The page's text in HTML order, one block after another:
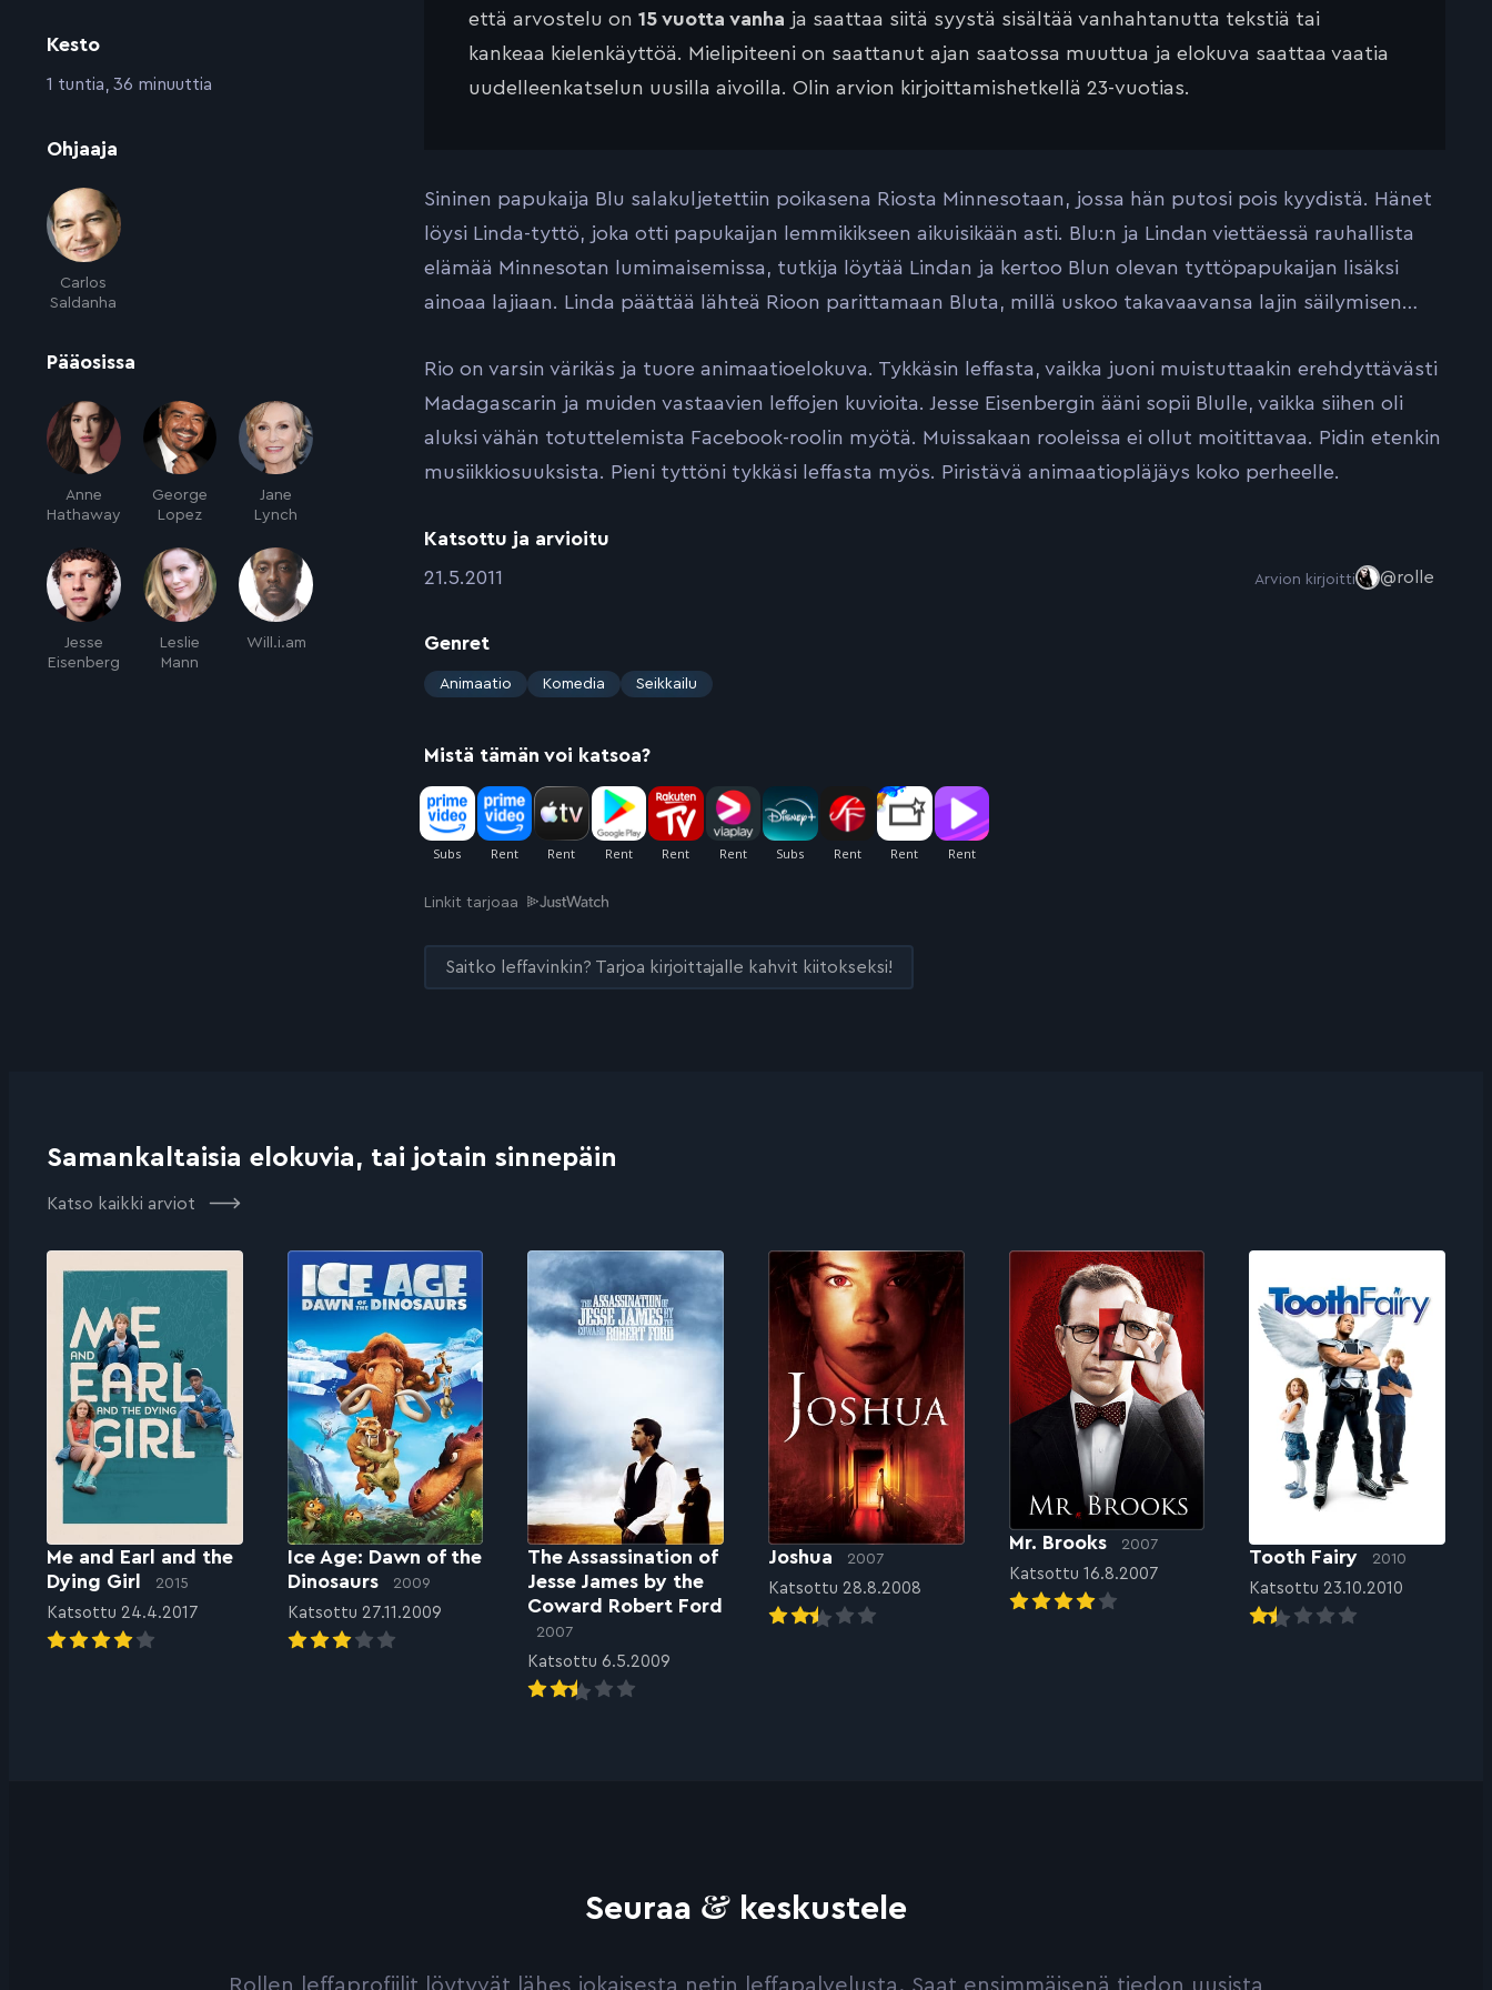
Kesto
:1 tuntia, 36 minuuttia
Ohjaaja
Carlos
Saldanha
Pääosissa
Anne
Hathaway
George
Lopez
Jane
Lynch
Jesse
Eisenberg
Leslie
Mann
Will.i.am
että arvostelu on 15 vuotta vanha ja saattaa siitä syystä sisältää vanhahtanutta tekstiä tai
kankeaa kielenkäyttöä. Mielipiteeni on saattanut ajan saatossa muuttua ja elokuva saattaa vaatia
uudelleenkatselun uusilla aivoilla. Olin arvion kirjoittamishetkellä 23-vuotias.
Sininen papukaija Blu salakuljetettiin poikasena Riosta Minnesotaan, jossa hän putosi pois kyydistä. Hänet
löysi Linda-tyttö, joka otti papukaijan lemmikikseen aikuisikään asti. Blu:n ja Lindan viettäessä rauhallista
elämää Minnesotan lumimaisemissa, tutkija löytää Lindan ja kertoo Blun olevan tyttöpapukaijan lisäksi
ainoaa lajiaan. Linda päättää lähteä Rioon parittamaan Bluta, millä uskoo takavaavansa lajin säilymisen…
Rio on varsin värikäs ja tuore animaatioelokuva. Tykkäsin leffasta, vaikka juoni muistuttaakin erehdyttävästi
Madagascarin ja muiden vastaavien leffojen kuvioita. Jesse Eisenbergin ääni sopii Blulle, vaikka siihen oli
aluksi vähän totuttelemista Facebook-roolin myötä. Muissakaan rooleissa ei ollut moitittavaa. Pidin etenkin
musiikkiosuuksista. Pieni tyttöni tykkäsi leffasta myös. Piristävä animaatiopläjäys koko perheelle.
Katsottu ja arvioitu
:21.5.2011 Arvion kirjoitti @rolle
Genret
:
Animaatio Komedia Seikkailu
Mistä tämän voi katsoa?
Linkit tarjoaa
Saitko leffavinkin? Tarjoa kirjoittajalle kahvit kiitokseksi!
Samankaltaisia elokuvia, tai jotain sinnepäin
Katso kaikki arviot
Me and Earl and the
Dying Girl
2015
Katsottu 24.4.2017
Ice Age: Dawn of the
Dinosaurs
2009
Katsottu 27.11.2009
The Assassination of
Jesse James by the
Coward Robert Ford
2007
Katsottu 6.5.2009
Joshua 2007
Katsottu 28.8.2008
Mr. Brooks 2007
Katsottu 16.8.2007
Tooth Fairy 2010
Katsottu 23.10.2010
Seuraa & keskustele
Rollen leffaprofiilit löytyvät lähes jokaisesta netin leffapalvelusta. Saat ensimmäisenä tiedon uusista